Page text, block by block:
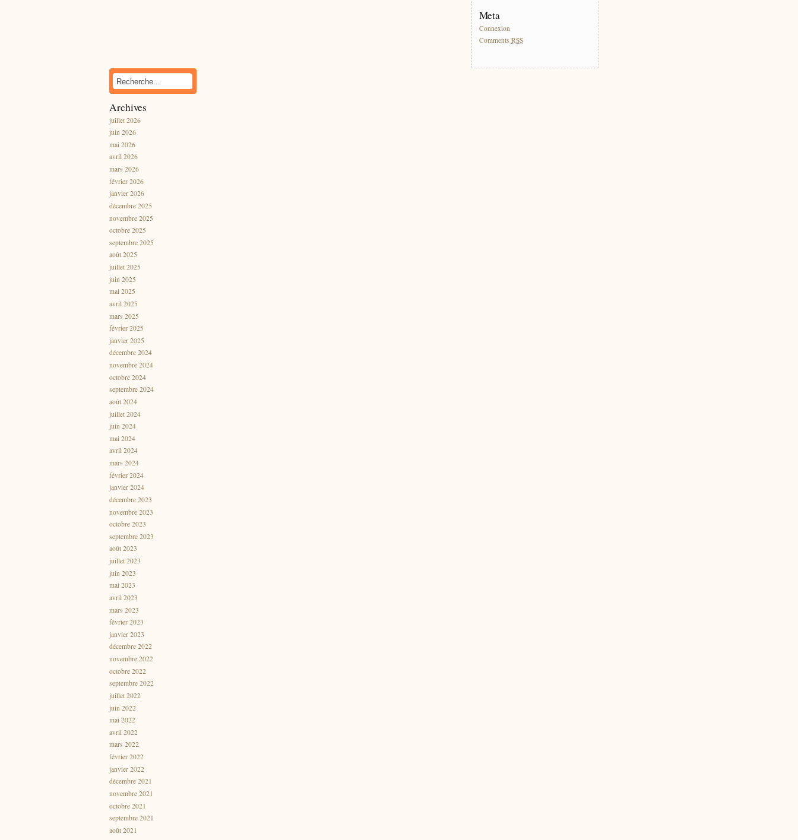
Meta
Connexion
Comments RSS
Archives
juillet 2026
juin 2026
mai 2026
avril 2026
mars 2026
février 2026
janvier 2026
décembre 2025
novembre 2025
octobre 2025
septembre 2025
août 2025
juillet 2025
juin 2025
mai 2025
avril 2025
mars 2025
février 2025
janvier 2025
décembre 2024
novembre 2024
octobre 2024
septembre 2024
août 2024
juillet 2024
juin 2024
mai 2024
avril 2024
mars 2024
février 2024
janvier 2024
décembre 2023
novembre 2023
octobre 2023
septembre 2023
août 2023
juillet 2023
juin 2023
mai 2023
avril 2023
mars 2023
février 2023
janvier 2023
décembre 2022
novembre 2022
octobre 2022
septembre 2022
juillet 2022
juin 2022
mai 2022
avril 2022
mars 2022
février 2022
janvier 2022
décembre 2021
novembre 2021
octobre 2021
septembre 2021
août 2021